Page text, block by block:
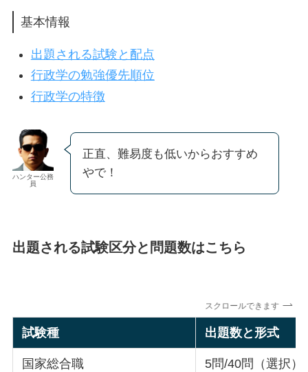
基本情報
出題される試験と配点
行政学の勉強優先順位
行政学の特徴
ハンター公務
員
正直、難易度も低いからおすすめ
やで！
出題される試験区分と問題数はこちら
スクロールできます
試験種 出題数と形式
国家総合職 5問/40問（選択）